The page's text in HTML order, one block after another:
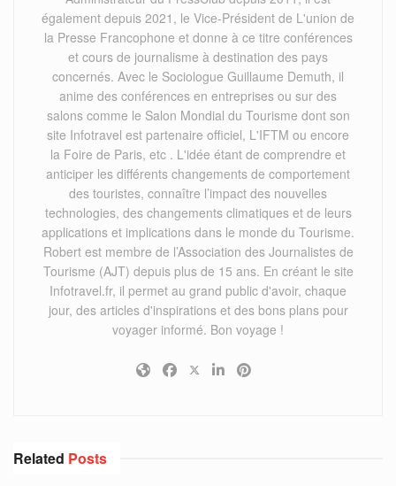
également depuis 2021, le Vice-Président de L'union de
la Presse Francophone et donne à ce titre conférences
et cours de journalisme à destination des pays
concernés. Avec le Sociologue Guillaume Demuth, il
anime des conférences en entreprises ou sur des
salons comme le Salon Mondial du Tourisme dont son
site Infotravel est partenaire officiel, L'IFTM ou encore
la Foire de Paris, etc . L'idée étant de comprendre et
anticiper les différents changements de comportement
des touristes, connaître l’impact des nouvelles
technologies, des changements climatiques et de leurs
applications et implications dans le monde du Tourisme.
Robert est membre de l’Association des Journalistes de
Tourisme (AJT) depuis plus de 15 ans. En créant le site
Infotravel.fr, il permet au grand public d'avoir, chaque
jour, des articles d'inspirations et des bons plans pour
voyager informé. Bon voyage !
Related Posts